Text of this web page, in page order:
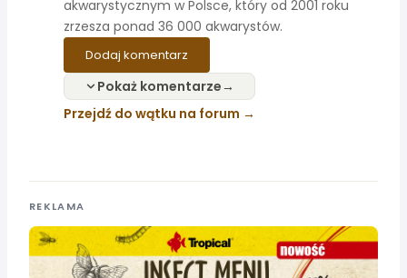
akwarystycznym w Polsce, który od 2001 roku
zrzesza ponad 36 000 akwarystów.
Dodaj komentarz
Pokaż komentarze
Przejdź do wątku na forum
REKLAMA